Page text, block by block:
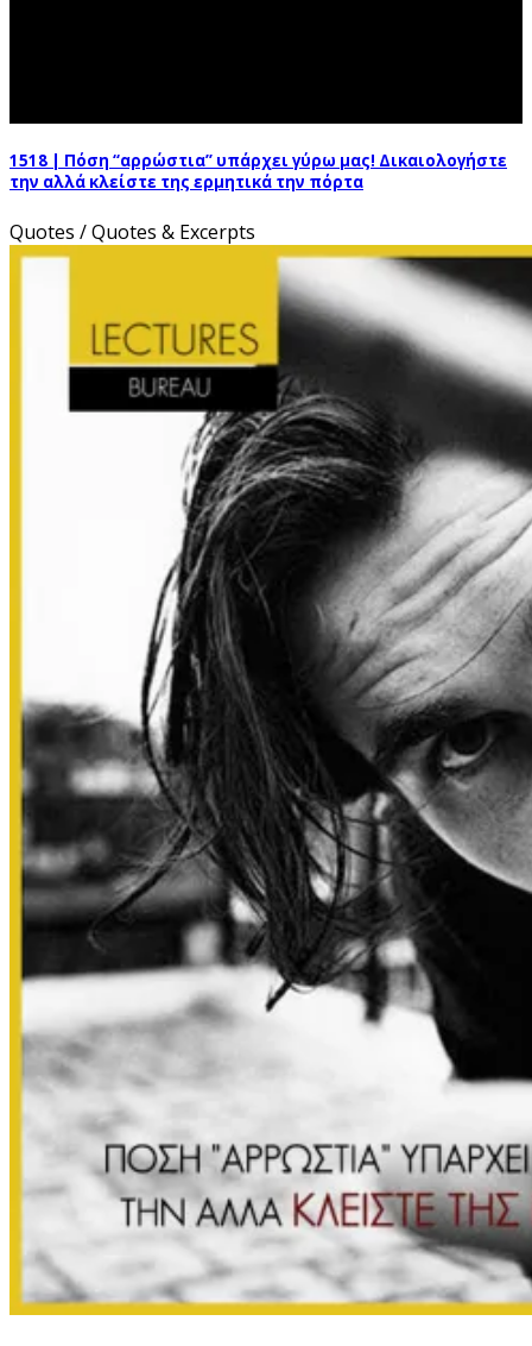
1518 | Πόση “αρρώστια” υπάρχει γύρω μας! Δικαιολογήστε
την αλλά κλείστε της ερμητικά την πόρτα
Quotes / Quotes & Excerpts